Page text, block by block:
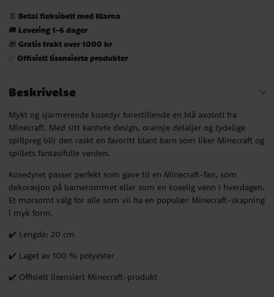
📄 Betal fleksibelt med Klarna
🚚 Levering 1-6 dager
🎁 Gratis frakt over 1000 kr
✅ Offisielt lisensierte produkter
Beskrivelse
Mykt og sjarmerende kosedyr forestillende en blå axolotl fra
Minecraft. Med sitt kantete design, oransje detaljer og tydelige
spillpreg blir den raskt en favoritt blant barn som liker Minecraft og
spillets fantasifulle verden.
Kosedyret passer perfekt som gave til en Minecraft-fan, som
dekorasjon på barnerommet eller som en koselig venn i hverdagen.
Et morsomt valg for alle som vil ha en populær Minecraft-skapning
i myk form.
✔️ Lengde: 20 cm
✔️ Laget av 100 % polyester
✔️ Offisielt lisensiert Minecraft-produkt